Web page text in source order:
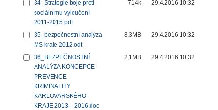
34_Strategie boje proti
sociálnímu vyloučení
2011-2015.pdf
714k 29.4.2016 10:32
35_bezpečnostní analýza
MS kraje 2012.odt
8,3MB 29.4.2016 10:32
36_BEZPEČNOSTNÍ
ANALÝZA KONCEPCE
PREVENCE
KRIMINALITY
KARLOVARSKÉHO
KRAJE 2013 – 2016.doc
2,1MB 29.4.2016 10:32